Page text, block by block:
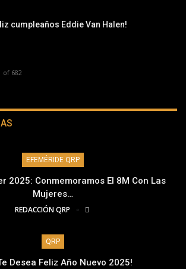
cumpleaños Eddie Van Halen!
of 682
EFEMÉRIDE QRP
2025: Conmemoramos El 8M Con Las
Mujeres…
REDACCIÓN QRP
QRP
Desea Feliz Año Nuevo 2025!